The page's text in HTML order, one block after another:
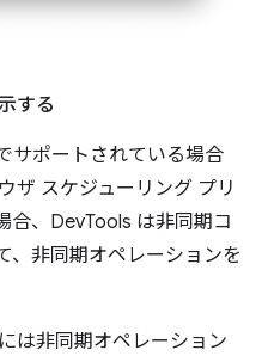
する
サポートされている場合
ザ スケジューリング プリ
合、DevTools は非同期コ
、非同期オペレーションを
は非同期オペレーション